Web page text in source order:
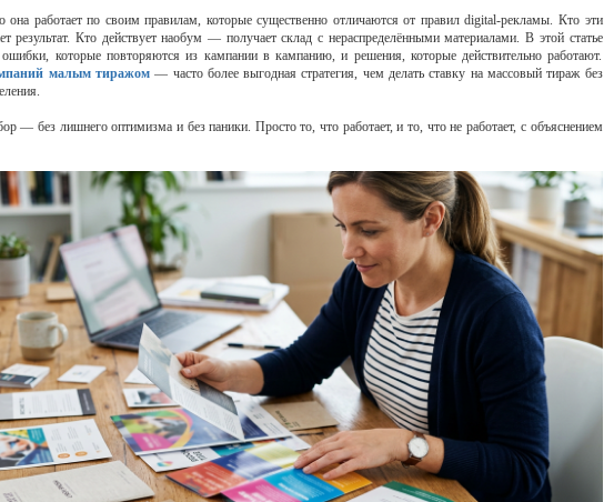
она работает по своим правилам, которые существенно отличаются от правил digital-рекламы. Кто эти
результат. Кто действует наобум — получает склад с нераспределёнными материалами. В этой статье
которые повторяются из кампании в кампанию, и решения, которые действительно работают.
малым тиражом— часто более выгодная стратегия, чем делать ставку на массовый тираж без
— без лишнего оптимизма и без паники. Просто то, что работает, и то, что не работает, с объяснением